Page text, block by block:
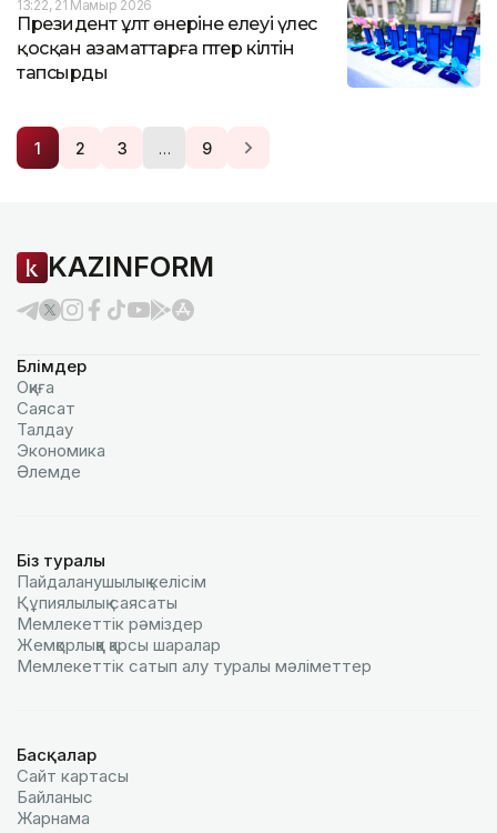
13:22, 21 Мамыр 2026
Президент ұлт өнеріне елеуі үлес
қосқан азаматтарға пәтер кілтін
тапсырды
1 2 3 … 9
KAZINFORM
Бөлімдер
Оқиға
Саясат
Талдау
Экономика
Әлемде
Біз туралы
Пайдаланушылық келiciм
Құпиялылық саясаты
Мемлекеттік рәміздер
Жемқорлыққа қарсы шаралар
Мемлекеттік сатып алу туралы мәлiметтер
Басқалар
Сайт картасы
Байланыс
Жарнама